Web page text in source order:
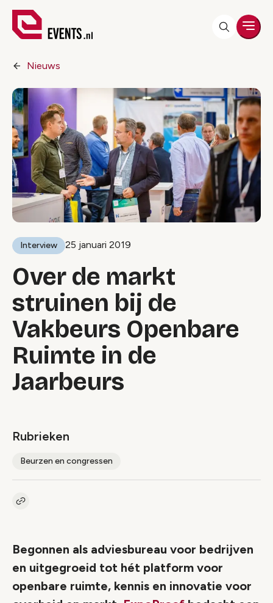
Nieuws
Interview 25 januari 2019
Over de markt
struinen bij de
Vakbeurs Openbare
Ruimte in de
Jaarbeurs
Rubrieken
Beurzen en congressen
Kopieer link naar artikel
Begonnen als adviesbureau voor bedrijven
en uitgegroeid tot hét platform voor
openbare ruimte, kennis en innovatie voor